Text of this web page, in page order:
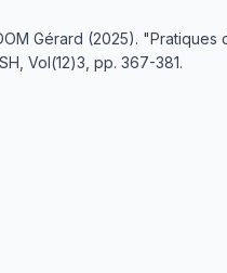
Gérard (2025).
Vol(12)3, pp. 367-381.